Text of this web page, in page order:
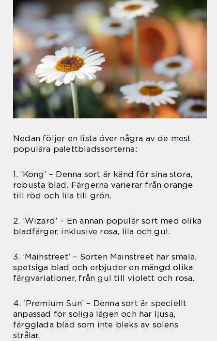
Nedan följer en lista över några av de mest
populära palettbladssorterna:
1. ’Kong’ – Denna sort är känd för sina stora,
robusta blad. Färgerna varierar från orange
till röd och lila till grön.
2. ’Wizard’ – En annan populär sort med olika
bladfärger, inklusive rosa, lila och gul.
3. ’Mainstreet’ – Sorten Mainstreet har smala,
spetsiga blad och erbjuder en mängd olika
färgvariationer, från gul till violett och rosa.
4. ’Premium Sun’ – Denna sort är speciellt
anpassad för soliga lägen och har ljusa,
färgglada blad som inte bleks av solens
strålar.